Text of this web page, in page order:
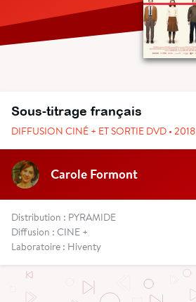
Sous-titrage français
DIFFUSION CINÉ + ET SORTIE DVD • 2018
Carole Formont
Distribution : PYRAMIDE
Diffusion : CINE +
Laboratoire : Hiventy